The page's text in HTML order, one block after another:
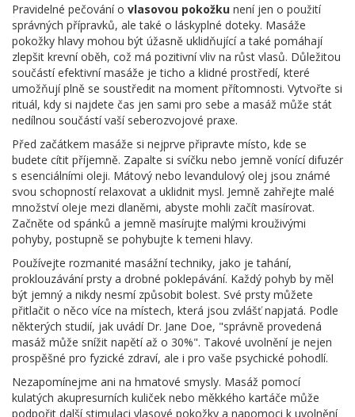
Pravidelné pečování o vlasovou pokožku není jen o použití
správných přípravků, ale také o láskyplné doteky. Masáže
pokožky hlavy mohou být úžasně uklidňující a také pomáhají
zlepšit krevní oběh, což má pozitivní vliv na růst vlasů. Důležitou
součástí efektivní masáže je ticho a klidné prostředí, které
umožňují plně se soustředit na moment přítomnosti. Vytvořte si
rituál, kdy si najdete čas jen sami pro sebe a masáž může stát
nedílnou součástí vaší seberozvojové praxe.
Před začátkem masáže si nejprve připravte místo, kde se
budete cítit příjemně. Zapalte si svíčku nebo jemně vonící difuzér
s esenciálními oleji. Mátový nebo levandulový olej jsou známé
svou schopností relaxovat a uklidnit mysl. Jemně zahřejte malé
množství oleje mezi dlaněmi, abyste mohli začít masírovat.
Začněte od spánků a jemně masírujte malými krouživými
pohyby, postupně se pohybujte k temeni hlavy.
Používejte rozmanité masážní techniky, jako je tahání,
proklouzávání prsty a drobné poklepávání. Každý pohyb by měl
být jemný a nikdy nesmí způsobit bolest. Své prsty můžete
přitlačit o něco více na místech, která jsou zvlášť napjatá. Podle
některých studií, jak uvádí Dr. Jane Doe, "správně provedená
masáž může snížit napětí až o 30%". Takové uvolnění je nejen
prospěšné pro fyzické zdraví, ale i pro vaše psychické pohodlí.
Nezapomínejme ani na hmatové smysly. Masáž pomocí
kulatých akupresurních kuliček nebo měkkého kartáče může
podpořit další stimulaci vlasové pokožky a napomoci k uvolnění